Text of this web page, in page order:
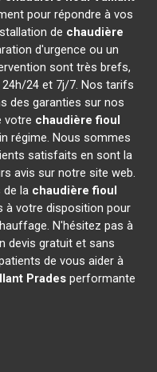
pour répondre à vos
de chaudière
d'urgence ou un
sont très brefs,
24 et 7j/7. Nos tarifs
des garanties sur nos
votre chaudière fioul
régime. Nous sommes
satisfaits en sont la
avis sur notre site web.
de la chaudière fioul
à votre disposition pour
N'hésitez pas à
devis gratuit et sans
de vous aider à
Prades performante